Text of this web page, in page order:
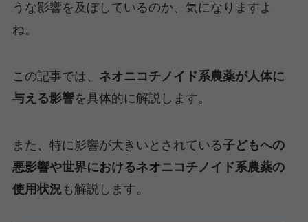
うな影響を及ぼしているのか、気になりますよ
ね。
この記事では、 ネオニコチノイド系農薬が人体に
与える影響を具体的に解説します。
また、特に影響が大きいとされている子どもへの
悪影響や世界におけるネオニコチノイド系農薬の
使用状況も解説します。